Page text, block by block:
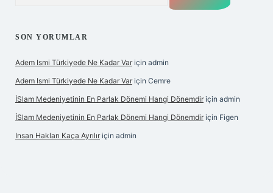
SON YORUMLAR
Adem Ismi Türkiyede Ne Kadar Var için admin
Adem Ismi Türkiyede Ne Kadar Var için Cemre
İSlam Medeniyetinin En Parlak Dönemi Hangi Dönemdir için admin
İSlam Medeniyetinin En Parlak Dönemi Hangi Dönemdir için Figen
Insan Hakları Kaça Ayrılır için admin